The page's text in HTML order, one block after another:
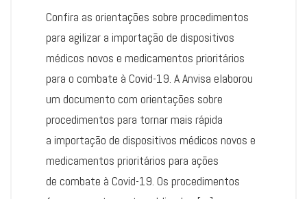
Confira as orientações sobre procedimentos
para agilizar a importação de dispositivos
médicos novos e medicamentos prioritários
para o combate à Covid-19. A Anvisa elaborou
um documento com orientações sobre
procedimentos para tornar mais rápida
a importação de dispositivos médicos novos e
medicamentos prioritários para ações
de combate à Covid-19. Os procedimentos